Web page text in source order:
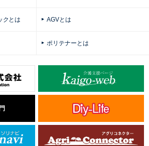
クとは AGVとは
ポリテナーとは